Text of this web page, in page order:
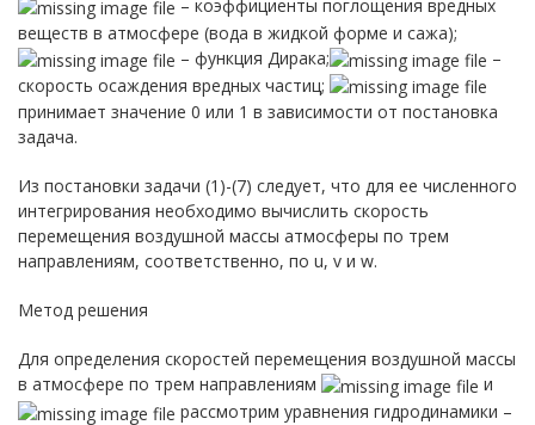
– коэффициенты поглощения вредных
веществ в атмосфере (вода в жидкой форме и сажа);
– функция Дирака;
–
скорость осаждения вредных частиц;
принимает значение 0 или 1 в зависимости от постановка
задача.
Из постановки задачи (1)-(7) следует, что для ее численного
интегрирования необходимо вычислить скорость
перемещения воздушной массы атмосферы по трем
направлениям, соответственно, по u, v и w.
Метод решения
Для определения скоростей перемещения воздушной массы
в атмосфере по трем направлениям
и
рассмотрим уравнения гидродинамики –